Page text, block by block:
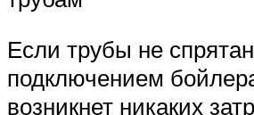
Если трубы не
подключением
возникнет никаких